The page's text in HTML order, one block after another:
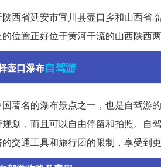
西省延安市宜川县壶口乡和山西省
位置正好位于黄河干流的山西陕西
壶口瀑布自驾游
著名的瀑布景点之一，也是自驾游
划，而且可以自由停留和拍照。自
交通工具和旅行团的限制，享受到